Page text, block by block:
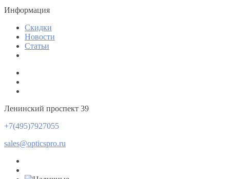
Информация
Скидки
Новости
Статьи
Ленинский проспект 39
+7(495)7927055
sales@opticspro.ru